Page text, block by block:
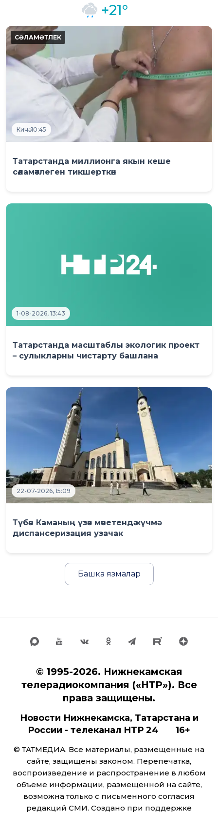
+21°
Кичә, 10:45
Татарстанда миллионга якын кеше
сәламәтлеген тикшерткән
1-08-2026, 13:43
Татарстанда масштаблы экологик проект
– сулыкларны чистарту башлана
22-07-2026, 15:09
Түбән Каманың үзәк мәчетендә күчмә
диспансеризация узачак
Башка язмалар
© 1995-2026. Нижнекамская
телерадиокомпания («НТР»). Все
права защищены.
Новости Нижнекамска, Татарстана и
России - телеканал НТР 24 16+
© ТАТМЕДИА. Все материалы, размещенные на
сайте, защищены законом. Перепечатка,
воспроизведение и распространение в любом
объеме информации, размещенной на сайте,
возможна только с письменного согласия
редакций СМИ. Создано при поддержке